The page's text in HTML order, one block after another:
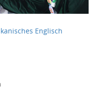
Englisch